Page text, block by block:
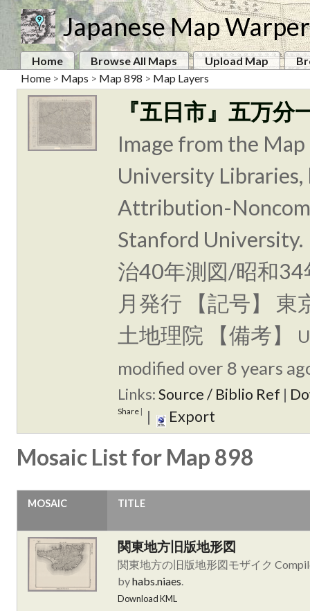
Japanese Map Warper
Home Browse All Maps Upload Map
Home > Maps > Map 898 > Map Layers
『五日市』五万分
Image from the
University Libraries,
Attribution-
Stanford
治40年測図/昭和
月発行 【記号】
土地理院 【備考】
modified over 8 years
Links:Source / Biblio Ref |
Share | Export
Mosaic List for Map 898
MOSAIC TITLE
関東地方旧版地形図
関東地方の旧版地形図モザイク
byhabs.niaes
Download KML